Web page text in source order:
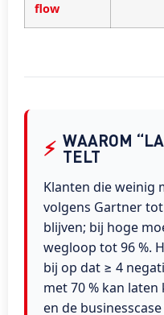
flow
⚡ WAAROM
TELT
Klanten die weinig
volgens Gartner
blijven; bij hoge
wegloop tot 96 %.
bij op dat ≥ 4
met 70 % kan
en de